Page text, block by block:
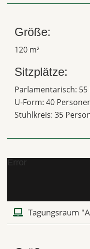
Größe:
120 m²
Sitzplätze:
Parlamentarisch: 55
U-Form: 40
Stuhlkreis: 35
Error
Tagungsraum